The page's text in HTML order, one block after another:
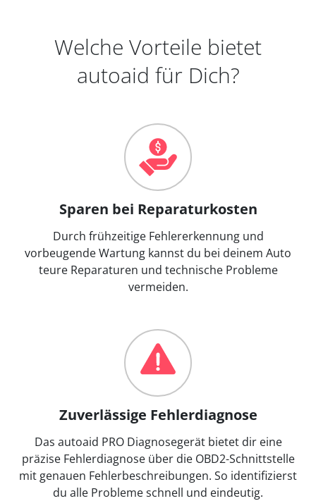
Welche Vorteile bietet
autoaid für Dich?
Sparen bei Reparaturkosten
Durch frühzeitige Fehlererkennung und
vorbeugende Wartung kannst du bei deinem Auto
teure Reparaturen und technische Probleme
vermeiden.
Zuverlässige Fehlerdiagnose
Das autoaid PRO Diagnosegerät bietet dir eine
präzise Fehlerdiagnose über die OBD2-Schnittstelle
mit genauen Fehlerbeschreibungen. So identifizierst
du alle Probleme schnell und eindeutig.